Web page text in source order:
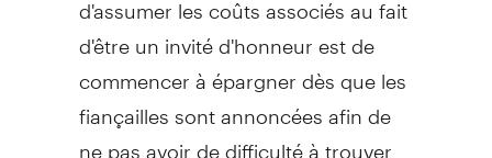
d'être un invité d'honneur est de
commencer à épargner dès que les
fiançailles sont annoncées afin de
ne pas avoir de difficulté à trouver